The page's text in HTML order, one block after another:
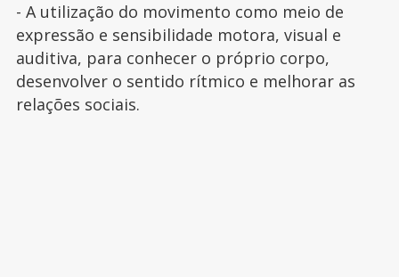
- A utilização do movimento como meio de
expressão e sensibilidade motora, visual e
auditiva, para conhecer o próprio corpo,
desenvolver o sentido rítmico e melhorar as
relações sociais.